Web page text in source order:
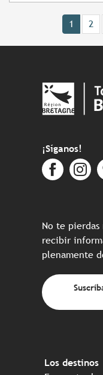
1 2
¡Síganos!
No te
recibir
plenamente
Los destinos